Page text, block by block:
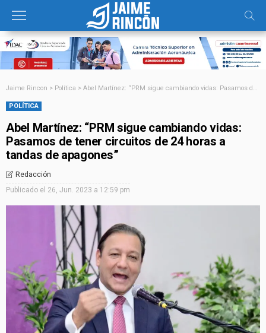
Jaime Rincon > Política > Abel Martínez: “PRM sigue cambiando vidas: Pasamos de tener circuitos de 24 horas a tandas de apagones”
POLÍTICA
Abel Martínez: “PRM sigue cambiando vidas:
Pasamos de tener circuitos de 24 horas a
tandas de apagones”
Redacción
Publicado el 26, Jun. 2023 a 12:59 pm